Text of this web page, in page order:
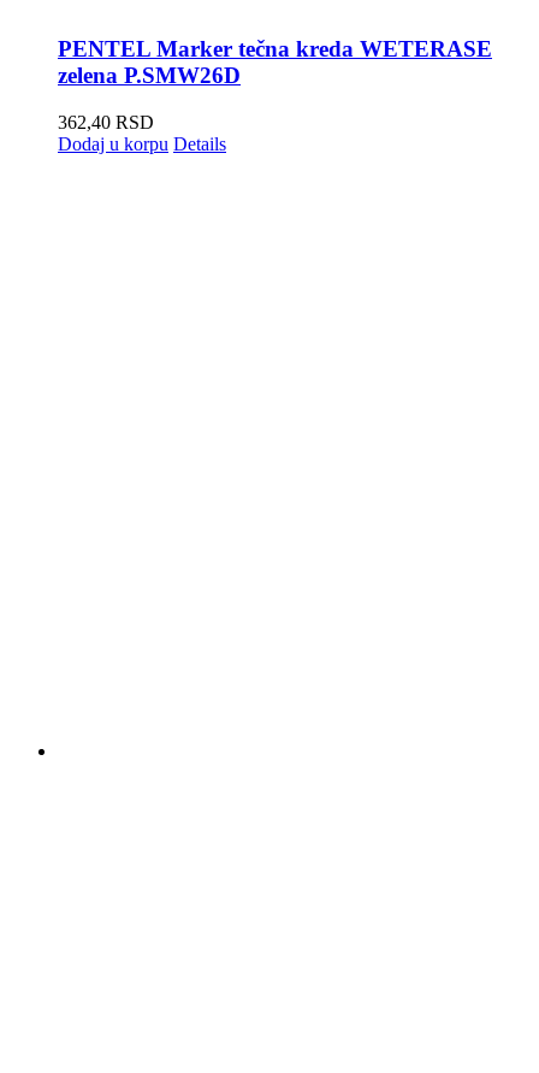
PENTEL Marker tečna kreda WETERASE
zelena P.SMW26D
362,40 RSD
Dodaj u korpu Details